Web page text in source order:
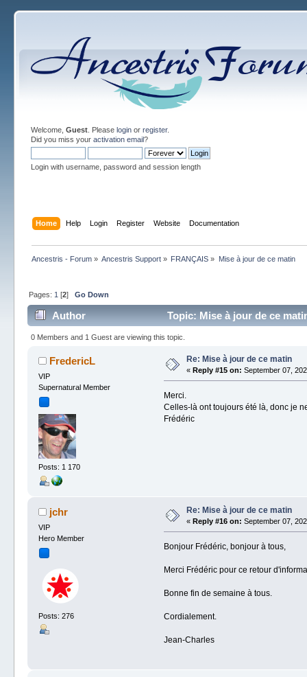
Welcome, Guest. Please loginor register.
Did you miss your activation email?
Login with username, password and session length
Home Help Login Register Website Documentation
Ancestris - Forum» Ancestris Support » FRANÇAIS » Mise à jour de ce matin
Pages: 1 [2] Go Down
Author Topic: Mise à jour de ce
0 Members and 1 Guest are viewing this topic.
FredericL
VIP
Supernatural Member
Posts: 1 170
Re: Mise à jour de ce matin
« Reply #15 on: September 07,
Merci.
Celles-là ont toujours été là, donc je
Frédéric
jchr
VIP
Hero Member
Posts: 276
Re: Mise à jour de ce matin
« Reply #16 on: September 07,
Bonjour Frédéric, bonjour à tous,
Merci Frédéric pour ce retour
Bonne fin de semaine à tous.
Cordialement.
Jean-Charles